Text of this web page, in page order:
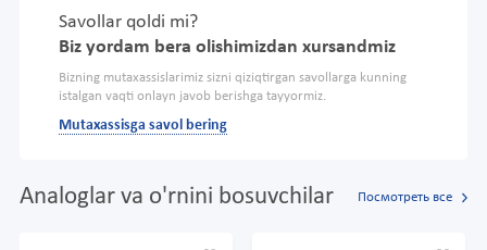
Savollar qoldi mi?
Biz yordam bera olishimizdan xursandmiz
Bizning mutaxassislarimiz sizni qiziqtirgan savollarga kunning
istalgan vaqti onlayn javob berishga tayyormiz.
Mutaxassisga savol bering
Analoglar va o'rnini bosuvchilar Посмотреть все